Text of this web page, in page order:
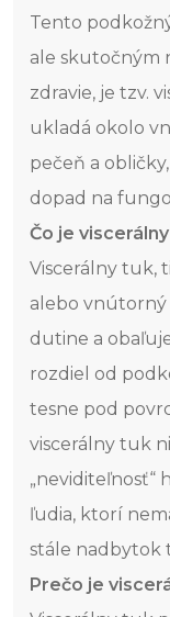
Tento
ale skutočným
zdravie, je tzv.
ukladá okolo
pečeň a
dopad na
Čo je
Viscerálny tuk,
alebo
dutine a
rozdiel od
tesne pod
viscerálny tuk
„neviditeľnosť“
ľudia, ktorí
stále
Prečo je